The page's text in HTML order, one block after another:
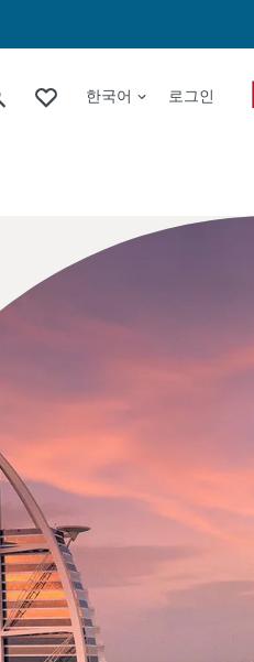
한국어 로그인